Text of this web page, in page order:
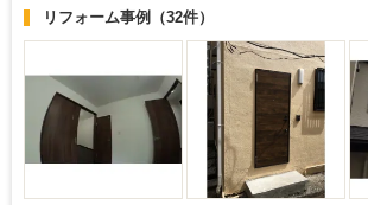
リフォーム事例 （32件）